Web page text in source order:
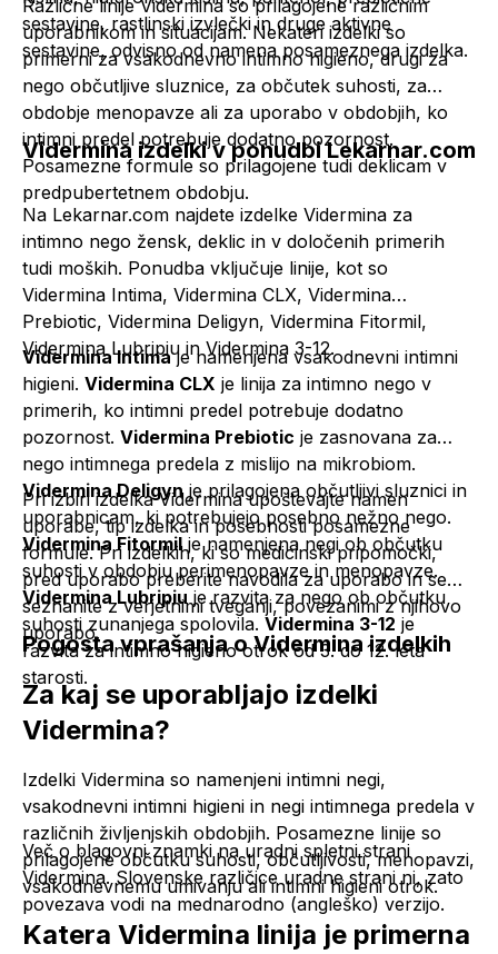
sestavine, rastlinski izvlečki in druge aktivne
sestavine, odvisno od namena posameznega izdelka.
Različne linije Vidermina so prilagojene različnim
uporabnikom in situacijam. Nekateri izdelki so
primerni za vsakodnevno intimno higieno, drugi za
nego občutljive sluznice, za občutek suhosti, za
obdobje menopavze ali za uporabo v obdobjih, ko
intimni predel potrebuje dodatno pozornost.
Posamezne formule so prilagojene tudi deklicam v
predpubertetnem obdobju.
Vidermina izdelki v ponudbi Lekarnar.com
Na Lekarnar.com najdete izdelke Vidermina za
intimno nego žensk, deklic in v določenih primerih
tudi moških. Ponudba vključuje linije, kot so
Vidermina Intima, Vidermina CLX, Vidermina
Prebiotic, Vidermina Deligyn, Vidermina Fitormil,
Vidermina Lubripiu in Vidermina 3-12.
Vidermina Intimaje namenjena vsakodnevni intimni
higieni. Vidermina CLX je linija za intimno nego v
primerih, ko intimni predel potrebuje dodatno
pozornost. Vidermina Prebiotic je zasnovana za
nego intimnega predela z mislijo na mikrobiom.
Vidermina Deligynje prilagojena občutljivi sluznici in
uporabnicam, ki potrebujejo posebno nežno nego.
Vidermina Fitormilje namenjena negi ob občutku
suhosti v obdobju perimenopavze in menopavze.
Vidermina Lubripiuje razvita za nego ob občutku
suhosti zunanjega spolovila. Vidermina 3-12 je
razvita za intimno higieno otrok od 3. do 12. leta
starosti.
Pri izbiri izdelka Vidermina upoštevajte namen
uporabe, tip izdelka in posebnosti posamezne
formule. Pri izdelkih, ki so medicinski pripomočki,
pred uporabo preberite navodila za uporabo in se
seznanite z verjetnimi tveganji, povezanimi z njihovo
uporabo.
Pogosta vprašanja o Vidermina izdelkih
Za kaj se uporabljajo izdelki
Vidermina?
Izdelki Vidermina so namenjeni intimni negi,
vsakodnevni intimni higieni in negi intimnega predela v
različnih življenjskih obdobjih. Posamezne linije so
prilagojene občutku suhosti, občutljivosti, menopavzi,
vsakodnevnemu umivanju ali intimni higieni otrok.
Katera Vidermina linija je primerna
Več o blagovni znamki nauradni spletni strani
Vidermina. Slovenske različice uradne strani ni, zato
povezava vodi na mednarodno (angleško) verzijo.